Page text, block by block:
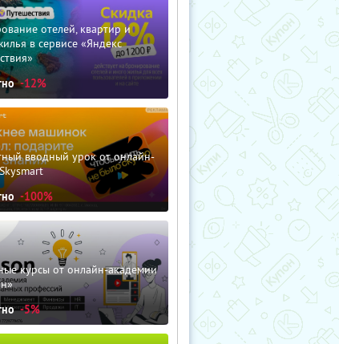
отелей, квартир и
в сервисе «Яндекс
-12%
вводный урок от онлайн-
-100%
курсы от онлайн-академии
-5%